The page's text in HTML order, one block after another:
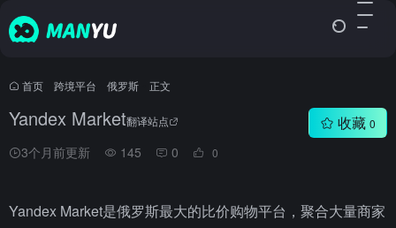
首页 跨境平台 俄罗斯 正文
Yandex Market翻译站点
3个月前更新 145 0 0
收藏 0
Yandex Market是俄罗斯最大的比价购物平台，聚合大量商家